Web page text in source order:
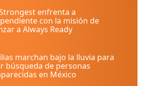
enfrenta a
con la misión de
a Always Ready
marchan bajo la lluvia para
búsqueda de personas
en México